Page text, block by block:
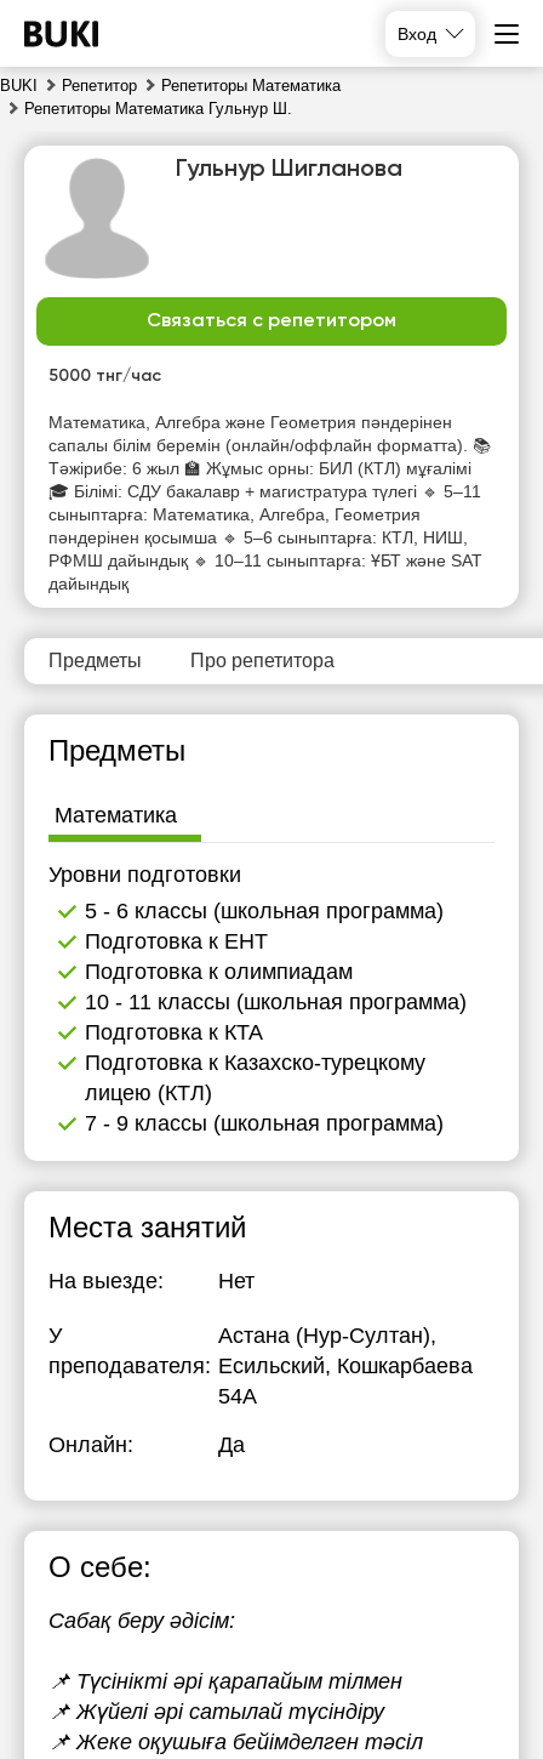
Вход
BUKI Репетитор
Репетиторы Математика
Репетиторы Математика Гульнур Ш.
Гульнур Шигланова
Связаться с репетитором
5000 тнг/час
Математика, Алгебра және Геометрия пәндерінен
сапалы білім беремін (онлайн/оффлайн форматта). 📚
Тәжірибе: 6 жыл 🏫 Жұмыс орны: БИЛ (КТЛ) мұғалімі
🎓 Білімі: СДУ бакалавр + магистратура түлегі 🔹 5–11
сыныптарға: Математика, Алгебра, Геометрия
пәндерінен қосымша 🔹 5–6 сыныптарға: КТЛ, НИШ,
РФМШ дайындық 🔹 10–11 сыныптарға: ҰБТ және SAT
дайындық
Предметы Про репетитора
Предметы
Математика
Уровни подготовки
5 - 6 классы (школьная программа)
Подготовка к ЕНТ
Подготовка к олимпиадам
10 - 11 классы (школьная программа)
Подготовка к КТА
Подготовка к Казахско-турецкому
лицею (КТЛ)
7 - 9 классы (школьная программа)
Места занятий
На выезде: Нет
У
преподавателя:
Астана (Нур-Султан),
Есильский, Кошкарбаева
54А
Онлайн:
Да
О себе:
Сабақ беру әдісім:
📌 Түсінікті әрі қарапайым тілмен
📌 Жүйелі әрі сатылай түсіндіру
📌 Жеке оқушыға бейімделген тәсіл
пн
вт
Нет
свободных
часов
Нет
свободных
часов
Нет
свободных
часов
Нет
свободных
часов